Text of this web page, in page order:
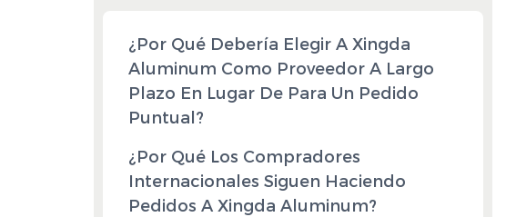
¿Por Qué Debería Elegir A Xingda
Aluminum Como Proveedor A Largo
Plazo En Lugar De Para Un Pedido
Puntual?
¿Por Qué Los Compradores
Internacionales Siguen Haciendo
Pedidos A Xingda Aluminum?